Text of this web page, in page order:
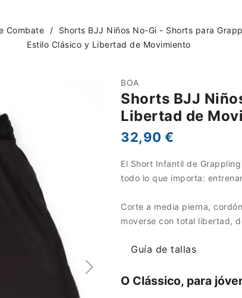
Combate Shorts BJJ Niños No-Gi - Shorts para
Estilo Clásico y Libertad de Movimiento
BOA
Shorts BJJ
Libertad de
32,90 €
El Short Infantil de
todo lo que importa:
Corte a media pierna,
moverse con total libertad,
Guía de tallas
O Clássico, para